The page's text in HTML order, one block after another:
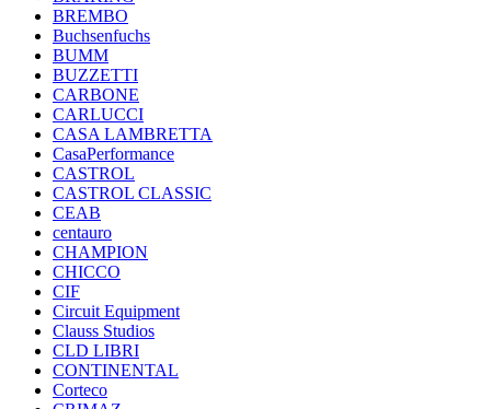
BREMBO
Buchsenfuchs
BUMM
BUZZETTI
CARBONE
CARLUCCI
CASA LAMBRETTA
CasaPerformance
CASTROL
CASTROL CLASSIC
CEAB
centauro
CHAMPION
CHICCO
CIF
Circuit Equipment
Clauss Studios
CLD LIBRI
CONTINENTAL
Corteco